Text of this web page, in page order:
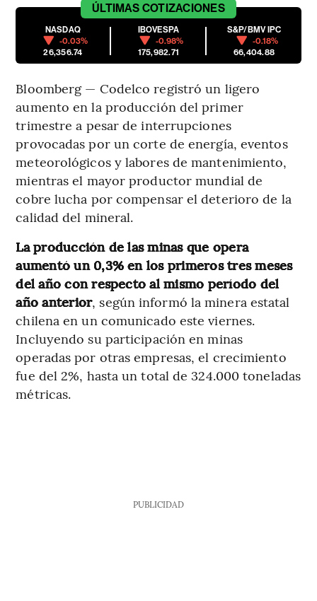
ÚLTIMAS COTIZACIONES
NASDAQ
-0.03%
26,356.74
IBOVESPA
-0.98%
175,982.71
S&P/BMV IPC
-0.18%
66,404.88
Bloomberg — Codelco registró un ligero
aumento en la producción del primer
trimestre a pesar de interrupciones
provocadas por un corte de energía, eventos
meteorológicos y labores de mantenimiento,
mientras el mayor productor mundial de
cobre lucha por compensar el deterioro de la
calidad del mineral.
La producción de las minas que opera
aumentó un 0,3% en los primeros tres meses
del año con respecto al mismo período del
año anterior, según informó la minera estatal
chilena en un comunicado este viernes.
Incluyendo su participación en minas
operadas por otras empresas, el crecimiento
fue del 2%, hasta un total de 324.000 toneladas
métricas.
PUBLICIDAD